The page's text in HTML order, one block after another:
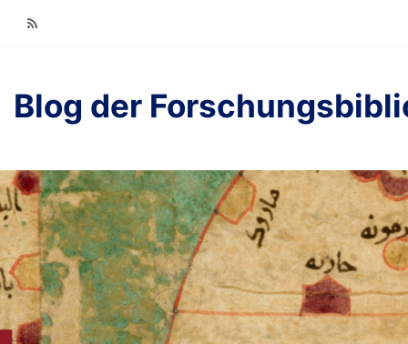
Blog der